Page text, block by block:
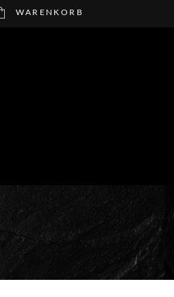
WARENKORB